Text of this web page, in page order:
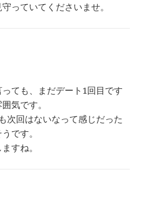
っていてくださいませ。
ても、まだデート1回目です
気です。
次回はないなって感じだった
です。
すね。